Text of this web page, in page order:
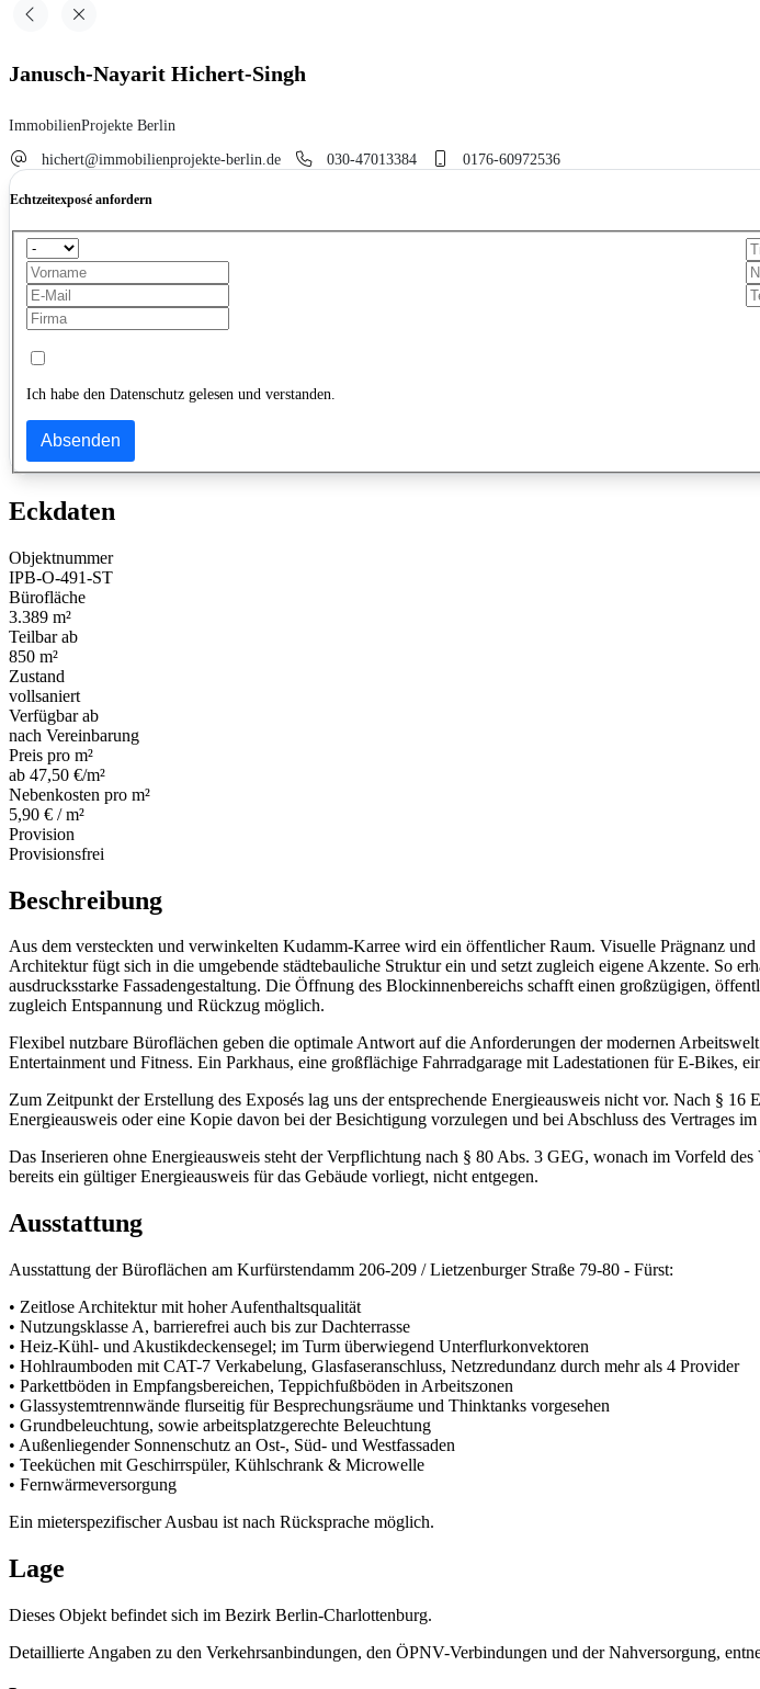
Janusch-Nayarit Hichert-Singh
ImmobilienProjekte Berlin
hichert@immobilienprojekte-berlin.de
030-47013384 0176-60972536
Echtzeitexposé anfordern
Ich habe den Datenschutz gelesen und verstanden.
Absenden
Eckdaten
Objektnummer
IPB-O-491-ST
Bürofläche
3.389 m²
Teilbar ab
850 m²
Zustand
vollsaniert
Verfügbar ab
nach Vereinbarung
Preis pro m²
ab 47,50 €/m²
Nebenkosten pro m²
5,90 € / m²
Provision
Provisionsfrei
Beschreibung
Aus dem versteckten und verwinkelten Kudamm-Karree wird ein öffentlicher Raum. Visuelle Prägnanz
Architektur fügt sich in die umgebende städtebauliche Struktur ein und setzt zugleich eigene Akzente. So
ausdrucksstarke Fassadengestaltung. Die Öffnung des Blockinnenbereichs schafft einen großzügigen,
zugleich Entspannung und Rückzug möglich.
Flexibel nutzbare Büroflächen geben die optimale Antwort auf die Anforderungen der modernen
Entertainment und Fitness. Ein Parkhaus, eine großflächige Fahrradgarage mit Ladestationen für E-Bikes,
Zum Zeitpunkt der Erstellung des Exposés lag uns der entsprechende Energieausweis nicht vor. Nach §
Energieausweis oder eine Kopie davon bei der Besichtigung vorzulegen und bei Abschluss des Vertrages
Das Inserieren ohne Energieausweis steht der Verpflichtung nach § 80 Abs. 3 GEG, wonach im Vorfeld
bereits ein gültiger Energieausweis für das Gebäude vorliegt, nicht entgegen.
Ausstattung
Ausstattung der Büroflächen am Kurfürstendamm 206-209 / Lietzenburger Straße 79-80 - Fürst:
• Zeitlose Architektur mit hoher Aufenthaltsqualität
• Nutzungsklasse A, barrierefrei auch bis zur Dachterrasse
• Heiz-Kühl- und Akustikdeckensegel; im Turm überwiegend Unterflurkonvektoren
• Hohlraumboden mit CAT-7 Verkabelung, Glasfaseranschluss, Netzredundanz durch mehr als 4 Provider
• Parkettböden in Empfangsbereichen, Teppichfußböden in Arbeitszonen
• Glassystemtrennwände flurseitig für Besprechungsräume und Thinktanks vorgesehen
• Grundbeleuchtung, sowie arbeitsplatzgerechte Beleuchtung
• Außenliegender Sonnenschutz an Ost-, Süd- und Westfassaden
• Teeküchen mit Geschirrspüler, Kühlschrank & Microwelle
• Fernwärmeversorgung
Ein mieterspezifischer Ausbau ist nach Rücksprache möglich.
Lage
Dieses Objekt befindet sich im Bezirk Berlin-Charlottenburg.
Detaillierte Angaben zu den Verkehrsanbindungen, den ÖPNV-Verbindungen und der Nahversorgung,